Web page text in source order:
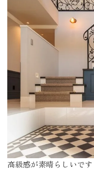
高級感が素晴らしいです